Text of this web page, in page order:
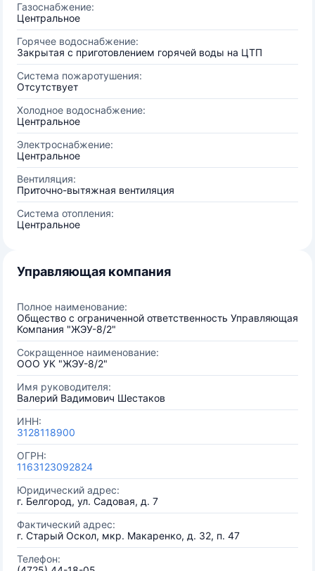
Газоснабжение:
Центральное
Горячее водоснабжение:
Закрытая с приготовлением горячей воды на ЦТП
Система пожаротушения:
Отсутствует
Холодное водоснабжение:
Центральное
Электроснабжение:
Центральное
Вентиляция:
Приточно-вытяжная вентиляция
Система отопления:
Центральное
Управляющая компания
Полное наименование:
Общество с ограниченной ответственность Управляющая
Компания "ЖЭУ-8/2"
Сокращенное наименование:
ООО УК "ЖЭУ-8/2"
Имя руководителя:
Валерий Вадимович Шестаков
ИНН:
3128118900
ОГРН:
1163123092824
Юридический адрес:
г. Белгород, ул. Садовая, д. 7
Фактический адрес:
г. Старый Оскол, мкр. Макаренко, д. 32, п. 47
Телефон: